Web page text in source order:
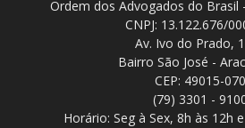
Ordem dos Advogados do Brasil
CNPJ: 13.122.676/
Av. Ivo do Prado,
Bairro São José -
CEP: 49015-070
(79) 3301 -
Horário: Seg à Sex, 8h às 12h